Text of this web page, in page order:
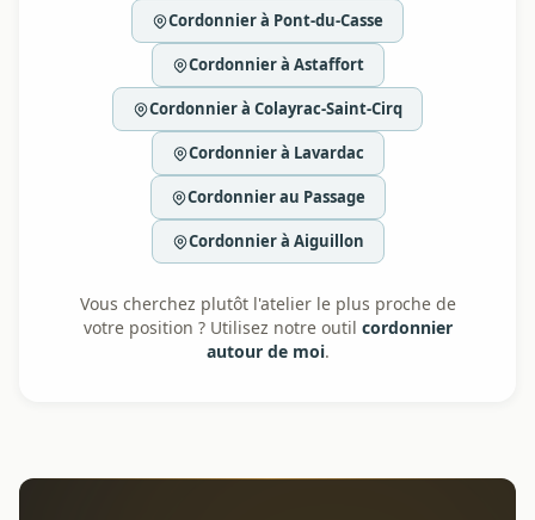
Cordonnier à Pont-du-Casse
Cordonnier à Astaffort
Cordonnier à Colayrac-Saint-Cirq
Cordonnier à Lavardac
Cordonnier au Passage
Cordonnier à Aiguillon
Vous cherchez plutôt l'atelier le plus proche de
votre position ? Utilisez notre outil cordonnier
autour de moi.